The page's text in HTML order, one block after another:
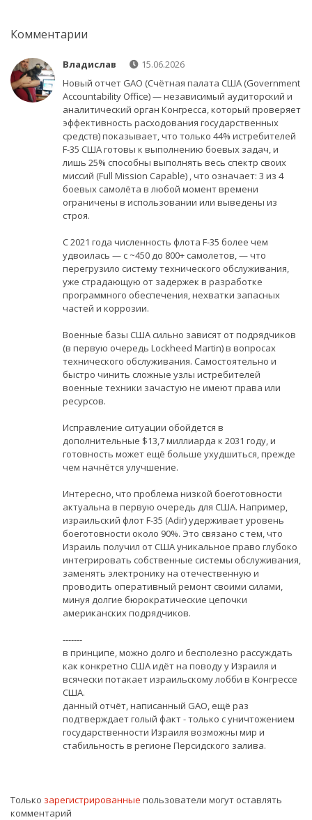
Комментарии
Владислав
15.06.2026
Новый отчет GAO (Счётная палата США (Government
Accountability Office) — независимый аудиторский и
аналитический орган Конгресса, который проверяет
эффективность расходования государственных
средств) показывает, что только 44% истребителей
F-35 США готовы к выполнению боевых задач, и
лишь 25% способны выполнять весь спектр своих
миссий (Full Mission Capable) , что означает: 3 из 4
боевых самолёта в любой момент времени
ограничены в использовании или выведены из
строя.
С 2021 года численность флота F-35 более чем
удвоилась — с ~450 до 800+ самолетов, — что
перегрузило систему технического обслуживания,
уже страдающую от задержек в разработке
программного обеспечения, нехватки запасных
частей и коррозии.
Военные базы США сильно зависят от подрядчиков
(в первую очередь Lockheed Martin) в вопросах
технического обслуживания. Самостоятельно и
быстро чинить сложные узлы истребителей
военные техники зачастую не имеют права или
ресурсов.
Исправление ситуации обойдется в
дополнительные $13,7 миллиарда к 2031 году, и
готовность может ещё больше ухудшиться, прежде
чем начнётся улучшение.
Интересно, что проблема низкой боеготовности
актуальна в первую очередь для США. Например,
израильский флот F-35 (Adir) удерживает уровень
боеготовности около 90%. Это связано с тем, что
Израиль получил от США уникальное право глубоко
интегрировать собственные системы обслуживания,
заменять электронику на отечественную и
проводить оперативный ремонт своими силами,
минуя долгие бюрократические цепочки
американских подрядчиков.
-------
в принципе, можно долго и бесполезно рассуждать
как конкретно США идёт на поводу у Израиля и
всячески потакает израильскому лобби в Конгрессе
США.
данный отчёт, написанный GAO, ещё раз
подтверждает голый факт - только с уничтожением
государственности Израиля возможны мир и
стабильность в регионе Персидского залива.
Только зарегистрированные пользователи могут оставлять
комментарий